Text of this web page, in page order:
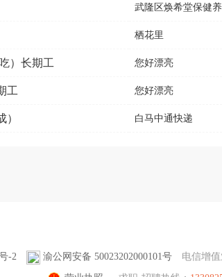
武隆区焕希堂保健
栖花里
）长期工 您好漂亮
工 您好漂亮
白马中通快递
-2 渝公网安备 50023202000101号 电信增